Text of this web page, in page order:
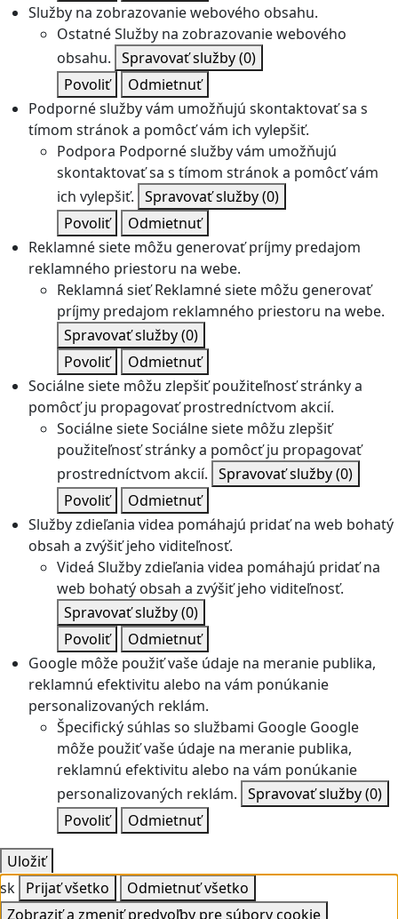
Služby na zobrazovanie webového obsahu.
OstatnéSlužby na zobrazovanie webového
obsahu. Spravovať služby(0)
Povoliť
Odmietnuť
Podporné služby vám umožňujú skontaktovať sa s
tímom stránok a pomôcť vám ich vylepšiť.
Podpora Podporné služby vám umožňujú
skontaktovať sa s tímom stránok a pomôcť vám
ich vylepšiť. Spravovať služby(0)
Povoliť
Odmietnuť
Reklamné siete môžu generovať príjmy predajom
reklamného priestoru na webe.
Reklamná sieť Reklamné siete môžu generovať
príjmy predajom reklamného priestoru na webe.
Spravovať služby(0)
Povoliť
Odmietnuť
Sociálne siete môžu zlepšiť použiteľnosť stránky a
pomôcť ju propagovať prostredníctvom akcií.
Sociálne sieteSociálne siete môžu zlepšiť
použiteľnosť stránky a pomôcť ju propagovať
prostredníctvom akcií. Spravovať služby(0)
Povoliť
Odmietnuť
Služby zdieľania videa pomáhajú pridať na web bohatý
obsah a zvýšiť jeho viditeľnosť.
Videá Služby zdieľania videa pomáhajú pridať na
web bohatý obsah a zvýšiť jeho viditeľnosť.
Spravovať služby(0)
Povoliť
Odmietnuť
Google môže použiť vaše údaje na meranie publika,
reklamnú efektivitu alebo na vám ponúkanie
personalizovaných reklám.
Špecifický súhlas so službami Google Google
môže použiť vaše údaje na meranie publika,
reklamnú efektivitu alebo na vám ponúkanie
personalizovaných reklám. Spravovať služby(0)
Povoliť
Odmietnuť
Uložiť
sk Prijať všetko
Odmietnuť všetko
Zobraziť a zmeniť predvoľby pre súbory cookie